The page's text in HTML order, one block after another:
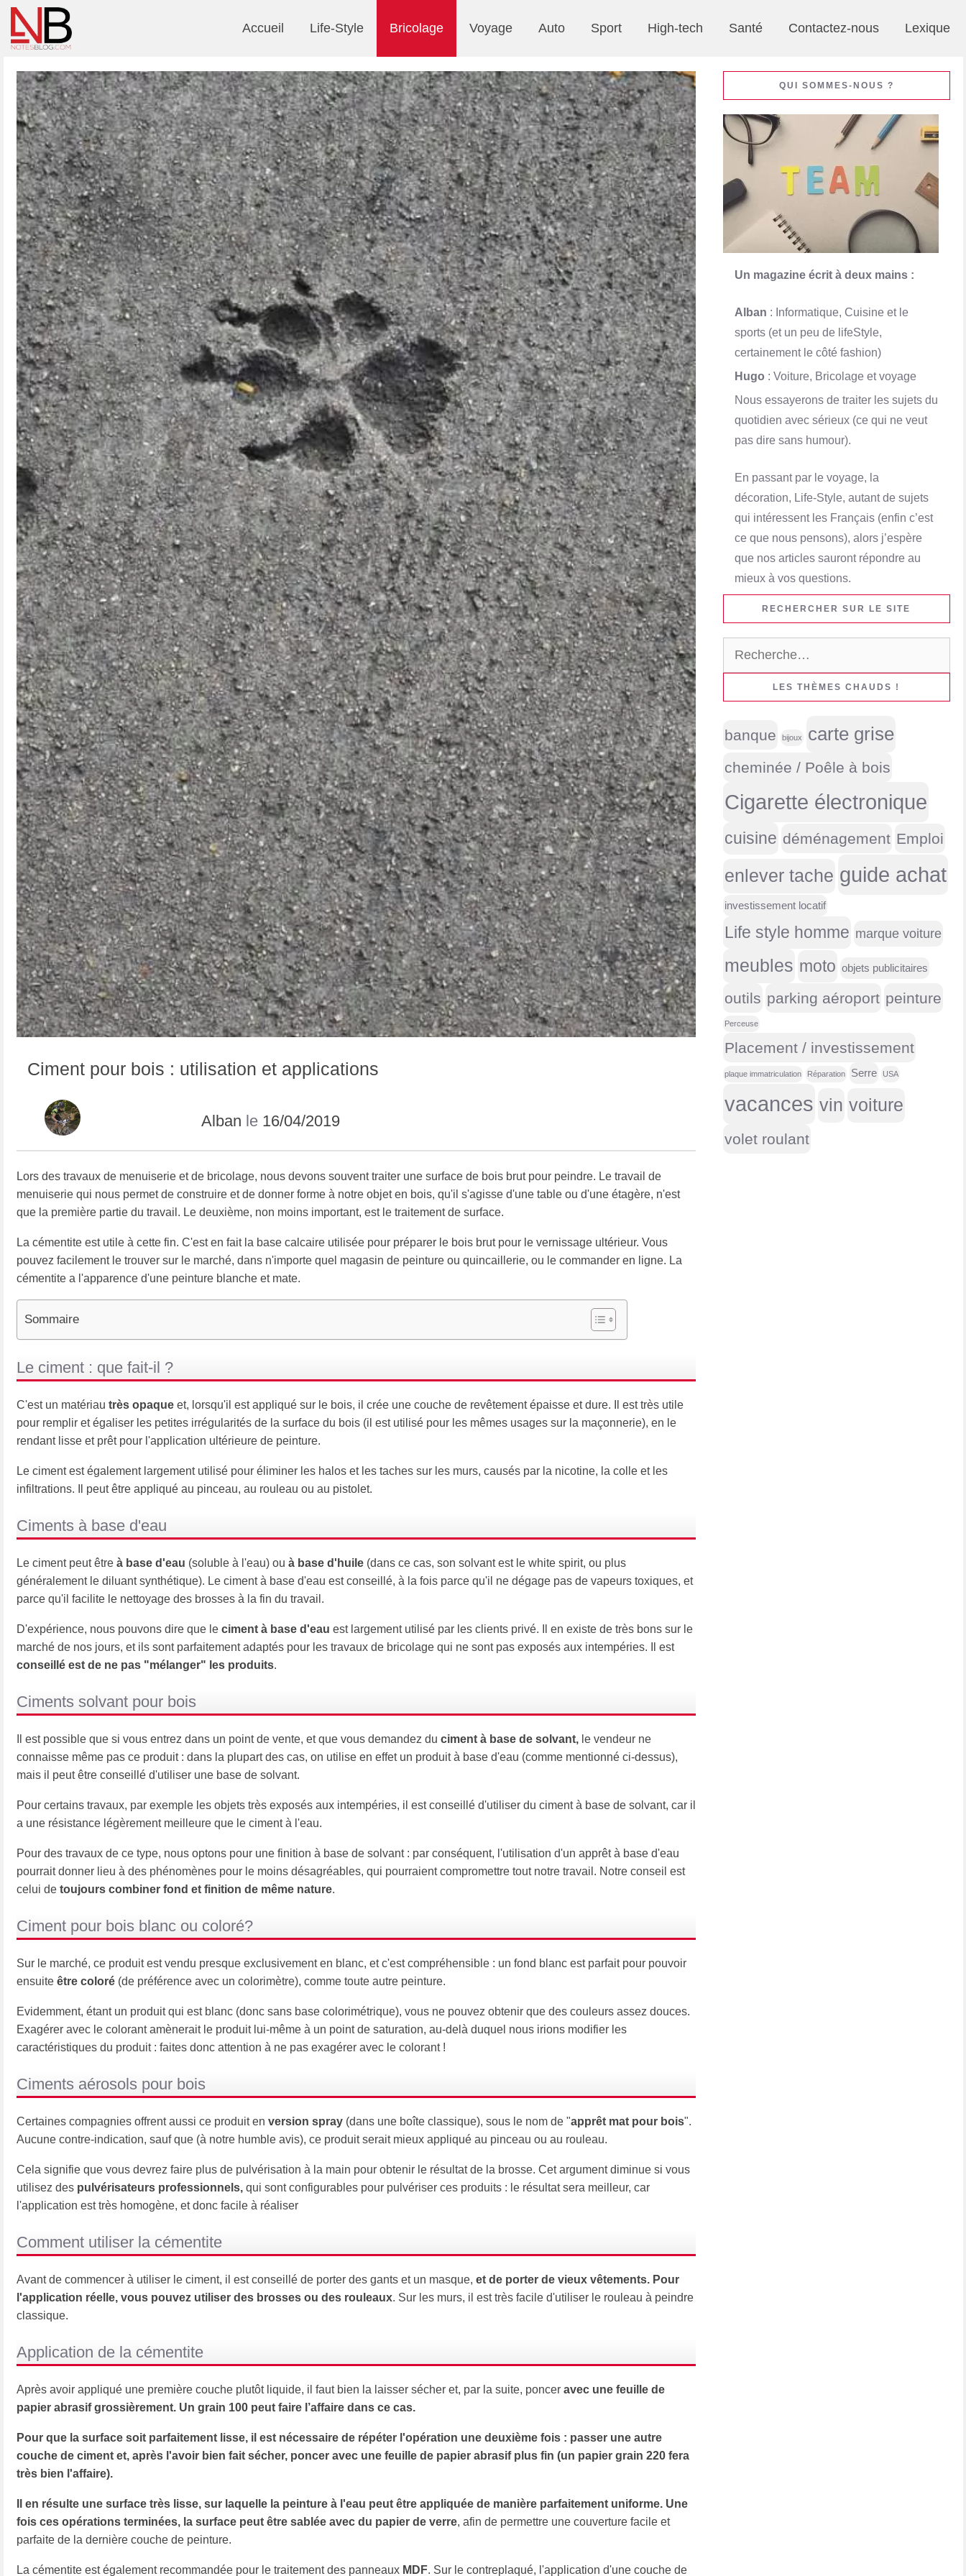
Accueil Life-Style Bricolage Voyage Auto Sport High-tech Santé Contactez-nous Lexique
Ciment pour bois : utilisation et applications
Alban le 16/04/2019
Lors des travaux de menuiserie et de bricolage, nous devons souvent traiter une surface de bois brut pour peindre. Le travail de
menuiserie qui nous permet de construire et de donner forme à notre objet en bois, qu'il s'agisse d'une table ou d'une étagère, n'est
que la première partie du travail. Le deuxième, non moins important, est le traitement de surface.
La cémentite est utile à cette fin. C'est en fait la base calcaire utilisée pour préparer le bois brut pour le vernissage ultérieur. Vous
pouvez facilement le trouver sur le marché, dans n'importe quel magasin de peinture ou quincaillerie, ou le commander en ligne. La
cémentite a l'apparence d'une peinture blanche et mate.
Sommaire
Le ciment : que fait-il ?
C'est un matériau très opaqueet, lorsqu'il est appliqué sur le bois, il crée une couche de revêtement épaisse et dure. Il est très utile
pour remplir et égaliser les petites irrégularités de la surface du bois (il est utilisé pour les mêmes usages sur la maçonnerie), en le
rendant lisse et prêt pour l'application ultérieure de peinture.
Le ciment est également largement utilisé pour éliminer les halos et les taches sur les murs, causés par la nicotine, la colle et les
infiltrations. Il peut être appliqué au pinceau, au rouleau ou au pistolet.
Ciments à base d'eau
Le ciment peut êtreà base d'eau (soluble à l'eau) ou à base d'huile(dans ce cas, son solvant est le white spirit, ou plus
généralement le diluant synthétique). Le ciment à base d'eau est conseillé, à la fois parce qu'il ne dégage pas de vapeurs toxiques, et
parce qu'il facilite le nettoyage des brosses à la fin du travail.
D'expérience, nous pouvons dire que leciment à base d'eau est largement utilisé par les clients privé. Il en existe de très bons sur le
marché de nos jours, et ils sont parfaitement adaptés pour les travaux de bricolage qui ne sont pas exposés aux intempéries. Il est
conseillé est de ne pas "mélanger" les produits.
Ciments solvant pour bois
Il est possible que si vous entrez dans un point de vente, et que vous demandez du ciment à base de solvant,le vendeur ne
connaisse même pas ce produit : dans la plupart des cas, on utilise en effet un produit à base d'eau (comme mentionné ci-dessus),
mais il peut être conseillé d'utiliser une base de solvant.
Pour certains travaux, par exemple les objets très exposés aux intempéries, il est conseillé d'utiliser du ciment à base de solvant, car il
a une résistance légèrement meilleure que le ciment à l'eau.
Pour des travaux de ce type, nous optons pour une finition à base de solvant : par conséquent, l'utilisation d'un apprêt à base d'eau
pourrait donner lieu à des phénomènes pour le moins désagréables, qui pourraient compromettre tout notre travail. Notre conseil est
celui detoujours combiner fond et finition de même nature.
Ciment pour bois blanc ou coloré?
Sur le marché, ce produit est vendu presque exclusivement en blanc, et c'est compréhensible : un fond blanc est parfait pour pouvoir
ensuite être coloré (de préférence avec un colorimètre), comme toute autre peinture.
Evidemment, étant un produit qui est blanc (donc sans base colorimétrique), vous ne pouvez obtenir que des couleurs assez douces.
Exagérer avec le colorant amènerait le produit lui-même à un point de saturation, au-delà duquel nous irions modifier les
caractéristiques du produit : faites donc attention à ne pas exagérer avec le colorant !
Ciments aérosols pour bois
Certaines compagnies offrent aussi ce produit en version spray(dans une boîte classique), sous le nom de "apprêt mat pour bois".
Aucune contre-indication, sauf que (à notre humble avis), ce produit serait mieux appliqué au pinceau ou au rouleau.
Cela signifie que vous devrez faire plus de pulvérisation à la main pour obtenir le résultat de la brosse. Cet argument diminue si vous
utilisez despulvérisateurs professionnels,qui sont configurables pour pulvériser ces produits : le résultat sera meilleur, car
l'application est très homogène, et donc facile à réaliser
Comment utiliser la cémentite
Avant de commencer à utiliser le ciment, il est conseillé de porter des gants et un masque, et de porter de vieux vêtements. Pour
l'application réelle, vous pouvez utiliser des brosses ou des rouleaux. Sur les murs, il est très facile d'utiliser le rouleau à peindre
classique.
Application de la cémentite
Après avoir appliqué une première couche plutôt liquide, il faut bien la laisser sécher et, par la suite, ponceravec une feuille de
papier abrasif grossièrement. Un grain 100 peut faire l’affaire dans ce cas.
Pour que la surface soit parfaitement lisse, il est nécessaire de répéter l'opération une deuxième fois : passer une autre
couche de ciment et, après l'avoir bien fait sécher, poncer avec une feuille de papier abrasif plus fin (un papier grain 220 fera
très bien l'affaire).
Il en résulte une surface très lisse, sur laquelle la peinture à l'eau peut être appliquée de manière parfaitement uniforme. Une
fois ces opérations terminées, la surface peut être sablée avec du papier de verre, afin de permettre une couverture facile et
parfaite de la dernière couche de peinture.
La cémentite est également recommandée pour le traitement des panneauxMDF. Sur le contreplaqué, l'application d'une couche de
QUI SOMMES-NOUS ?
Un magazine écrit à deux mains :
Alban : Informatique, Cuisine et le
sports (et un peu de lifeStyle,
certainement le côté fashion)
Hugo : Voiture, Bricolage et voyage
Nous essayerons de traiter les sujets du
quotidien avec sérieux (ce qui ne veut
pas dire sans humour).
En passant par le voyage, la
décoration, Life-Style, autant de sujets
qui intéressent les Français (enfin c’est
ce que nous pensons), alors j’espère
que nos articles sauront répondre au
mieux à vos questions.
RECHERCHER SUR LE SITE
LES THÈMES CHAUDS !
banque bijoux carte grise
cheminée / Poêle à bois
Cigarette électronique
cuisine déménagement Emploi
enlever tache guide achat
investissement locatif
Life style homme marque voiture
meubles moto objets publicitaires
outils parking aéroport peinture
Perceuse
Placement / investissement
plaque immatriculation Réparation Serre USA
vacances vin voiture
volet roulant